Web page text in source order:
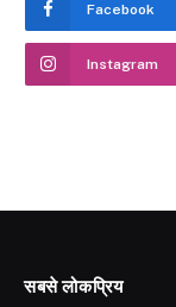
Facebook
Instagram
सबसे लोकप्रिय